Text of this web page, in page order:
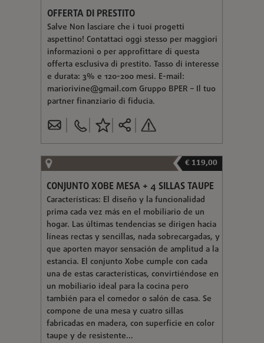
OFFERTA DI PRESTITO
Salve Non lasciare che i tuoi progetti
aspettino! Contattaci oggi stesso per maggiori
informazioni o per approfittare di questa
offerta esclusiva di prestito. Tasso di interesse
e durata: 3% e 120-200 mesi. E-mail:
mariorivine@gmail.com Gruppo BPER – Il tuo
partner finanziario di fiducia.
€ 119,00
CONJUNTO XOBE MESA + 4 SILLAS TAUPE
Características: El diseño y la funcionalidad
prima cada vez más en el mobiliario de un
hogar. Las últimas tendencias se dirigen hacia
líneas rectas y sencillas, nada sobrecargadas, y
que aporten mayor sensación de amplitud a la
estancia. El conjunto Xobe cumple con cada
una de estas características, convirtiéndose en
un mobiliario ideal para la cocina pero
también para el comedor o salón de casa. Se
compone de una mesa y cuatro sillas
fabricadas en madera, con superficie en color
taupe y de resistente...